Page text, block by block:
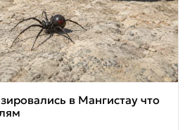
в Мангистау что